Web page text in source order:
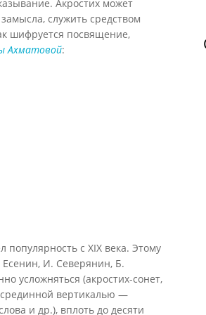
Акростих может
служить средством
шифруется посвящение,
Ахматовой:
с XIX века. Этому
И. Северянин, Б.
усложняться (акростих-сонет,
вертикалью —
и др.), вплоть до десяти